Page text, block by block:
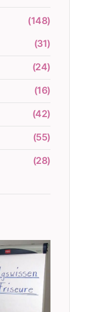
(148)
(31)
(24)
(16)
(42)
(55)
(28)